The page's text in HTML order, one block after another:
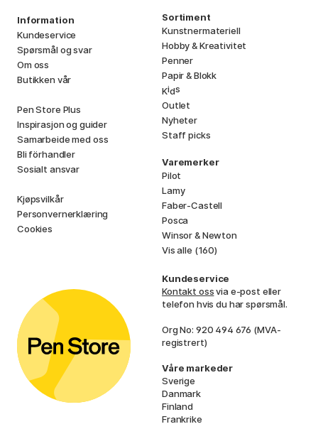
Information
Kundeservice
Spørsmål og svar
Om oss
Butikken vår
Pen Store Plus
Inspirasjon og guider
Samarbeide med oss
Bli förhandler
Sosialt ansvar
Kjøpsvilkår
Personvernerklæring
Cookies
Sortiment
Kunstnermateriell
Hobby & Kreativitet
Penner
Papir & Blokk
Kids
Outlet
Nyheter
Staff picks
Varemerker
Pilot
Lamy
Faber-Castell
Posca
Winsor & Newton
Vis alle (160)
Kundeservice
Kontakt ossvia e-post eller
telefon hvis du har spørsmål.
Org No: 920 494 676 (MVA-
registrert)
Våre markeder
Sverige
Danmark
Finland
Frankrike